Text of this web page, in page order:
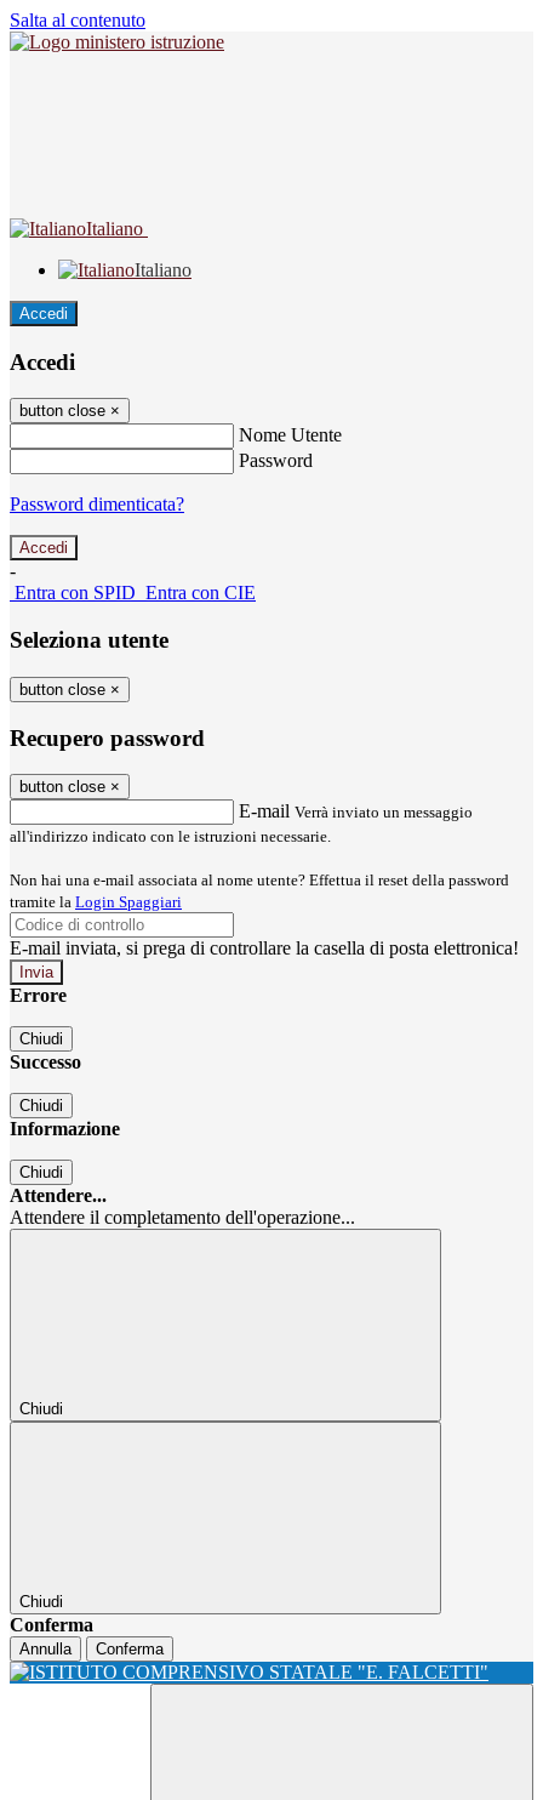
Salta al contenuto
Italiano
Italiano
Accedi
Accedi
button close ×
Nome Utente
Password
Password dimenticata?
-
Entra con SPID Entra con CIE
Seleziona utente
button close ×
Recupero password
button close ×
E-mail Verrà inviato un messaggio
all'indirizzo indicato con le istruzioni necessarie.
Non hai una e-mail associata al nome utente? Effettua il reset della password
tramite la Login Spaggiari
E-mail inviata, si prega di controllare la casella di posta elettronica!
Errore
Chiudi
Successo
Chiudi
Informazione
Chiudi
Attendere...
Attendere il completamento dell'operazione...
Chiudi
Chiudi
Conferma
Annulla Conferma